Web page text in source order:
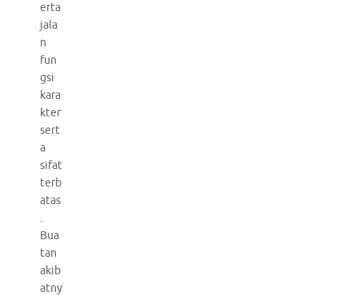
erta
jala
n
fun
gsi
kara
kter
sert
a
sifat
terb
atas
.
Bua
tan
akib
atny